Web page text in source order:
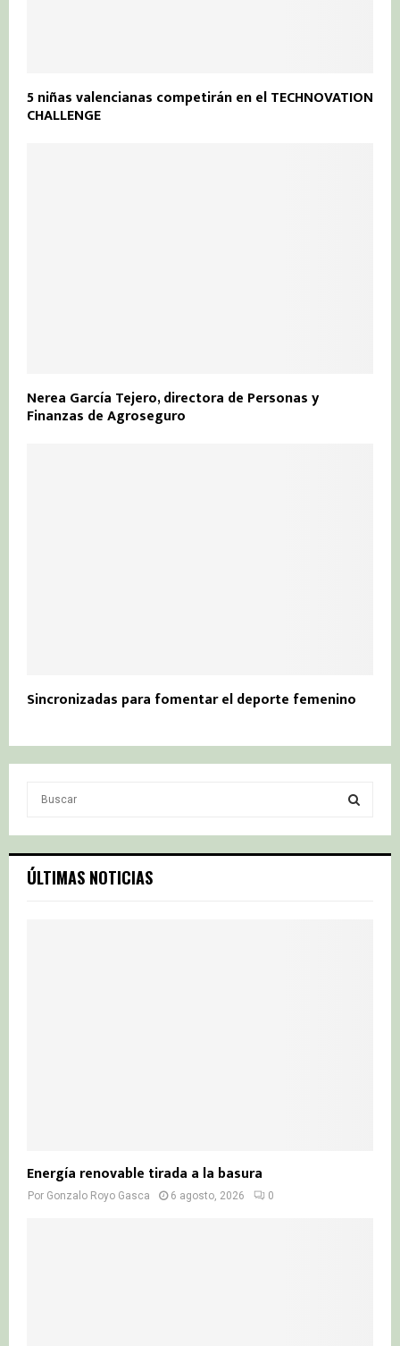
5 niñas valencianas competirán en el TECHNOVATION
CHALLENGE
Nerea García Tejero, directora de Personas y
Finanzas de Agroseguro
Sincronizadas para fomentar el deporte femenino
c
h
S
ÚLTIMAS NOTICIAS
Energía renovable tirada a la basura
Por Gonzalo Royo Gasca 6 agosto, 2026 0